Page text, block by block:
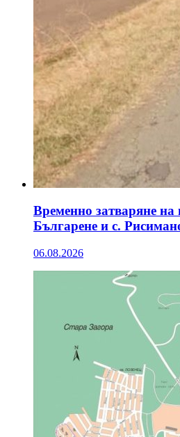
Временно затваряне на
Българене и с.
06.08.2026